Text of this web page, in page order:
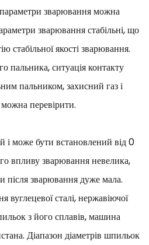
зварювання можна
зварювання стабільні, що
стабільної якості зварювання.
пальника, ситуація контакту
пальником, захисний газ і
перевірити.
і може бути встановлений від 0
впливу зварювання невелика,
після зварювання дуже мала.
вуглецевої сталі, нержавіючої
з його сплавів, машина
Діапазон діаметрів шпильок